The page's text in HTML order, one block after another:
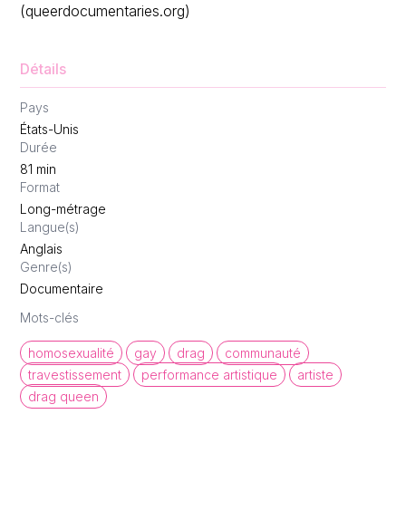
(queerdocumentaries.org)
Détails
Pays
États-Unis
Durée
81 min
Format
Long-métrage
Langue(s)
Anglais
Genre(s)
Documentaire
Mots-clés
homosexualité gay drag
communauté
travestissement
performance artistique
artiste
drag queen